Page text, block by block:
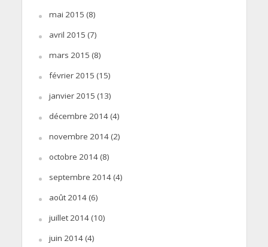
mai 2015 (8)
avril 2015 (7)
mars 2015 (8)
février 2015 (15)
janvier 2015 (13)
décembre 2014(4)
novembre 2014(2)
octobre 2014(8)
septembre 2014(4)
août 2014(6)
juillet 2014(10)
juin 2014(4)